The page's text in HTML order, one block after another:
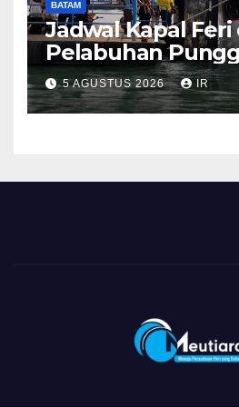
BATAM
Jadwal Kapal Feri
Pelabuhan
Sejumlah Pulau
5 AGUSTUS 2026 IR